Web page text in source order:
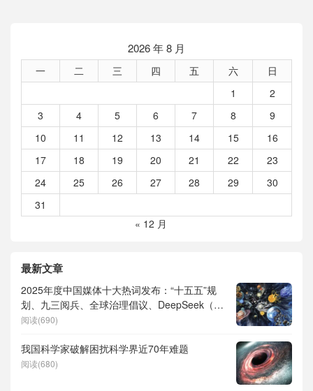
2026 年 8 月
一 二 三 四 五 六
日
1
2
3
4 5 6 7 8
9
10
11 12 13 14 15
16
17
18 19 20 21 22
23
24
25 26 27 28 29
30
31
« 12 月
最新文章
2025年度中国媒体十大热词发布：“十五五”规
划、九三阅兵、全球治理倡议、DeepSeek（深
度求索）、人形机器人、苏超、票根经济、育
阅读(690)
我国科学家破解困扰科学界近70年难题
阅读(680)